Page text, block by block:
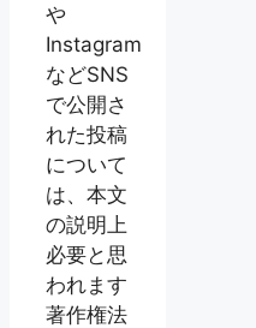
や
Instagram
などSNS
で公開さ
れた投稿
について
は、本文
の説明上
必要と思
われます
著作権法